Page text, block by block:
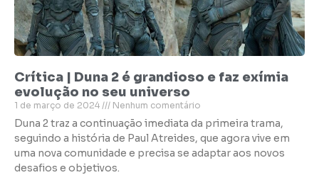
Crítica | Duna 2 é grandioso e faz exímia
evolução no seu universo
1 de março de 2024 Nenhum comentário
Duna 2 traz a continuação imediata da primeira trama,
seguindo a história de Paul Atreides, que agora vive em
uma nova comunidade e precisa se adaptar aos novos
desafios e objetivos.